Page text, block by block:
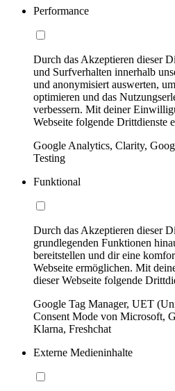
Performance
Durch das Akzeptieren dieser
und Surfverhalten innerhalb
und anonymisiert auswerten,
optimieren und das
verbessern. Mit deiner
Webseite folgende Drittdienste
Google Analytics, Clarity,
Testing
Funktional
Durch das Akzeptieren dieser
grundlegenden Funktionen
bereitstellen und dir eine
Webseite ermöglichen. Mit
dieser Webseite folgende
Google Tag Manager, UET
Consent Mode von Microsoft,
Klarna, Freshchat
Externe Medieninhalte